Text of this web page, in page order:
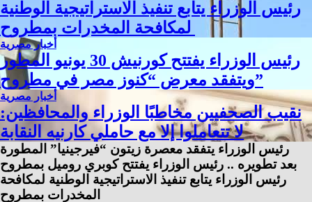
رئيس الوزراء يتابع تنفيذ الاستراتيجية الوطنية
أخبار مصرية
رئيس الوزراء يفتتح كورنيش 30 يونيو المطور
ويتفقد معرض “كنوز مصر في مطروح”
أخبار مصرية
نقيب الصحفيين مخاطبًا الوزراء والمحافظين:
لا تتعاملوا إلا مع حاملي كارنيه النقابة
رئيس الوزراء يتفقد معصرة زيتون “فيرجينيا” المطورة
رئيس الوزراء يتابع تنفيذ الاستراتيجية الوطنية لمكافحة